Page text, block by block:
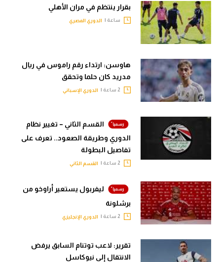
بقرار ينتظم في مران الأهلي
ساعة | الدوري المصري
هاوسن: ارتداء رقم راموس في ريال
مدريد كان حلما وتحقق
الدوري الإسباني
القسم الثاني – تغيير نظام
الدوري وطريقة الصعود.. تعرف على
تفاصيل البطولة
القسم الثاني
ليفربول يستعير أراوخو من
برشلونة
الدوري الإنجليزي
تقرير: لاعب توتنام السابق يرفض
الانتقال إلى نيوكاسل